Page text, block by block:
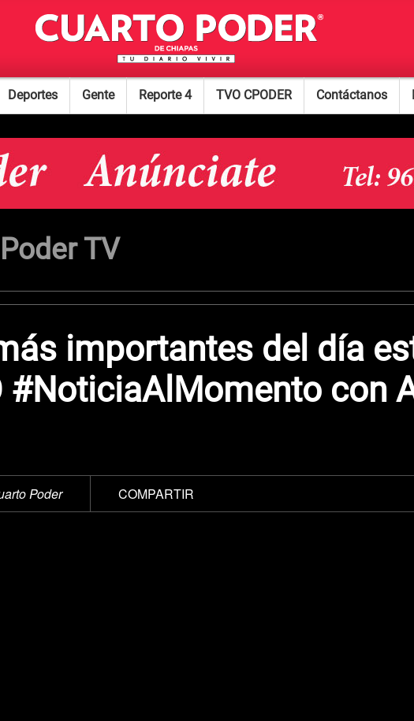
Deportes Gente Reporte 4 TVO CPODER Contáctanos
TV
importantes del día
#NoticiaAlMomento con
Poder COMPARTIR